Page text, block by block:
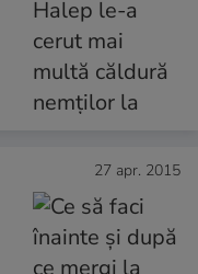
27 apr. 2015